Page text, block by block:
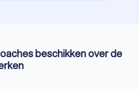
beschikken over de